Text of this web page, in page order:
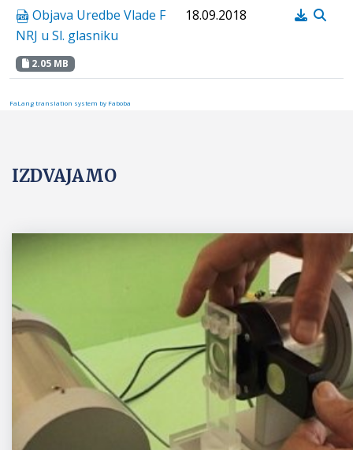
Objava Uredbe Vlade F
NRJ u Sl. glasniku
2.05 MB
18.09.2018
FaLang translation system by Faboba
IZDVAJAMO